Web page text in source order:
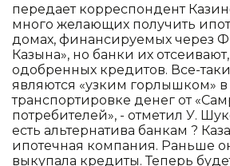
передает корреспондент
много желающих получить
домах, финансируемых через
Казына», но банки их
одобренных кредитов. Все-
являются «узким горлышком» в
транспортировке денег от
потребителей», - отметил У.
есть альтернатива банкам ?
ипотечная компания. Раньше
выкупала кредиты. Теперь